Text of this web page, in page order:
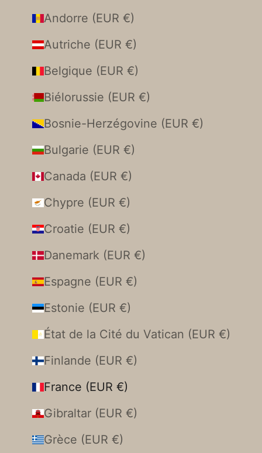
Andorre (EUR €)
Autriche (EUR €)
Belgique (EUR €)
Biélorussie (EUR €)
Bosnie-Herzégovine (EUR €)
Bulgarie (EUR €)
Canada (EUR €)
Chypre (EUR €)
Croatie (EUR €)
Danemark (EUR €)
Espagne (EUR €)
Estonie (EUR €)
État de la Cité du Vatican (EUR €)
Finlande (EUR €)
France (EUR €)
Gibraltar (EUR €)
Grèce (EUR €)